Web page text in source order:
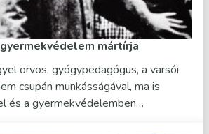
gyermekvédelem mártírja
orvos, gyógypedagógus, a varsói
csupán munkásságával, ma is
és a gyermekvédelemben…